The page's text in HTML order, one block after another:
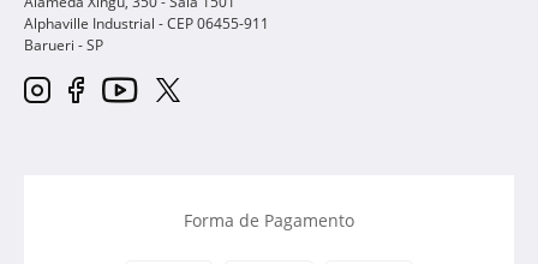
Alphaville Industrial - CEP06455-911
Barueri -SP
Forma de Pagamento